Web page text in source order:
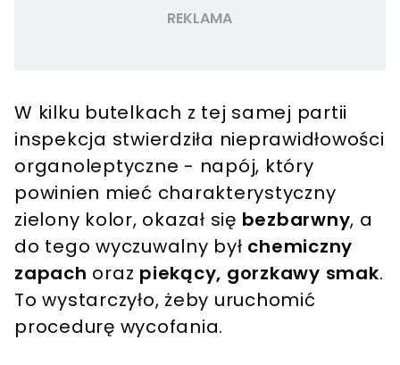
W kilku butelkach z tej samej partii
inspekcja stwierdziła nieprawidłowości
organoleptyczne - napój, który
powinien mieć charakterystyczny
zielony kolor, okazał się bezbarwny, a
do tego wyczuwalny był chemiczny
zapach oraz piekący, gorzkawy smak.
To wystarczyło, żeby uruchomić
procedurę wycofania.